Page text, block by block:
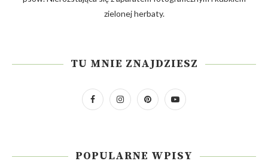
zielonej herbaty.
TU MNIE ZNAJDZIESZ
POPULARNE WPISY